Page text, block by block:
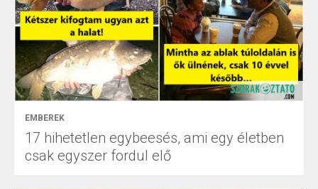
EMBEREK
17 hihetetlen egybeesés, ami egy életben
csak egyszer fordul elő